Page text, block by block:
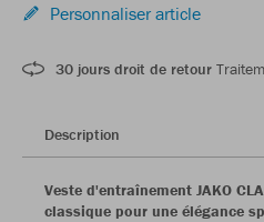
Personnaliser article
30 jours droit de retour
Description
Veste d'entraînement JAKO
classique pour une élégance